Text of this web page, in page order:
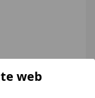
a QC3.0
web